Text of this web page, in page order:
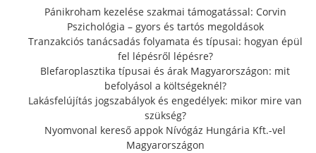
r
:
Pánikroham kezelése szakmai támogatással: Corvin
Pszichológia – gyors és tartós megoldások
Tranzakciós tanácsadás folyamata és típusai: hogyan épül
fel lépésről lépésre?
Blefaroplasztika típusai és árak Magyarországon: mit
befolyásol a költségeknél?
Lakásfelújítás jogszabályok és engedélyek: mikor mire van
szükség?
Nyomvonal kereső appok Nívógáz Hungária Kft.-vel
Magyarországon